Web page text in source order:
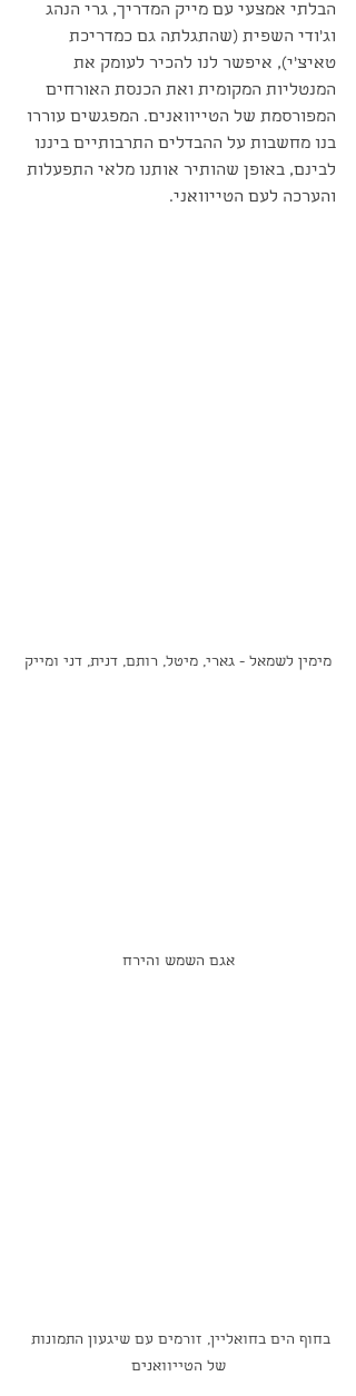
הבלתי אמצעי עם מייק המדריך, גרי הנהג
וג'ודי השפית (שהתגלתה גם כמדריכת
טאיצ'י), איפשר לנו להכיר לעומק את
המנטליות המקומית ואת הכנסת האורחים
המפורסמת של הטייוואנים. המפגשים עוררו
בנו מחשבות על ההבדלים התרבותיים ביננו
לבינם, באופן שהותיר אותנו מלאי התפעלות
והערכה לעם הטייוואני.
מימין לשמאל - גארי, מיטל, רותם, דנית, דני ומייק
אגם השמש והירח
בחוף הים בחואליין, זורמים עם שיגעון התמונות
של הטייוואנים